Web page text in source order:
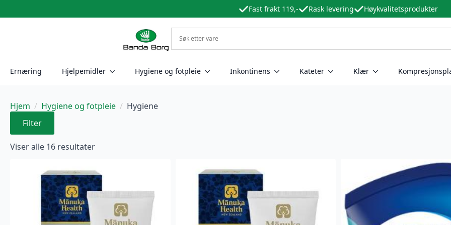
Fast frakt 119,- Rask levering Høykvalitetsprodukter
Ernæring Hjelpemidler Hygiene og fotpleie Inkontinens Kateter Klær
Hjem Hygiene og fotpleie
Hygiene
Filter
Viser alle 16 resultaterSortert
nyeste